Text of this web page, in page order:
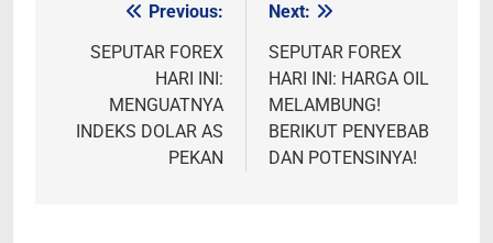
navigation
Previous:
SEPUTAR FOREX
HARI INI:
MENGUATNYA
INDEKS DOLAR AS
PEKAN
Next:
SEPUTAR FOREX
HARI INI: HARGA OIL
MELAMBUNG!
BERIKUT PENYEBAB
DAN POTENSINYA!